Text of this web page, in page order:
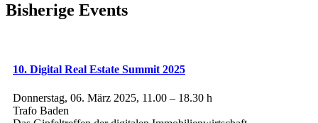
Bisherige Events
10. Digital Real Estate Summit 2025
Donnerstag, 06. März 2025, 11.00 – 18.30 h
Trafo Baden